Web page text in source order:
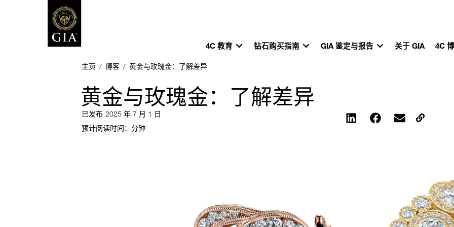
4C 教育 钻石购买指南 GIA 鉴定与报告 关于 GIA 4C
主页 / 博客 / 黄金与玫瑰金​：了解差异
黄金与玫瑰金​：了解差异
已发布 2025 年 7 月 1 日
预计阅读时间：分钟